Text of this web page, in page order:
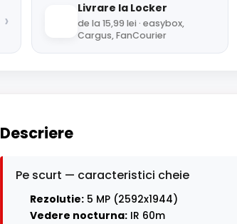
›
Livrare la Locker
de la 15,99 lei · easybox,
Cargus, FanCourier
Descriere
Pe scurt — caracteristici cheie
Rezolutie: 5 MP (2592x1944)
Vedere nocturna: IR 60m